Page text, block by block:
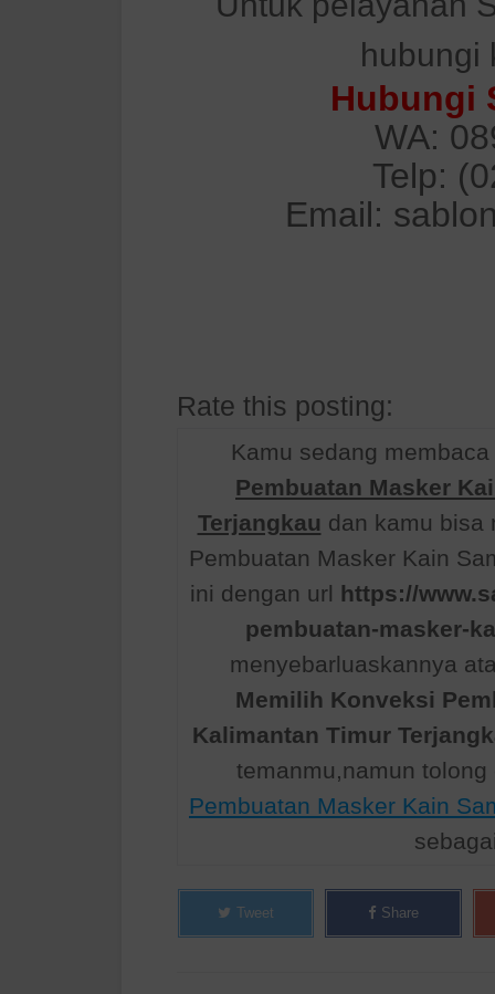
hubungi
Hubungi
WA:
Telp:
Email:
Rate this posting:
Kamu sedang
Pembuatan Masker
Terjangkau dan kamu bisa
Pembuatan Masker Kain
ini dengan url https://
pembuatan-masker-
menyebarluaskannya
Memilih Konveksi
Kalimantan Timur
temanmu,namun
Pembuatan Masker Kain
Tweet Share